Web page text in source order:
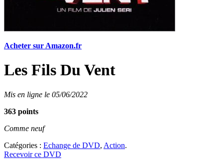
Acheter sur Amazon.fr
Les Fils Du Vent
Mis en ligne le 05/06/2022
363 points
Comme neuf
Catégories : Echange de DVD, Action.
Recevoir ce DVD